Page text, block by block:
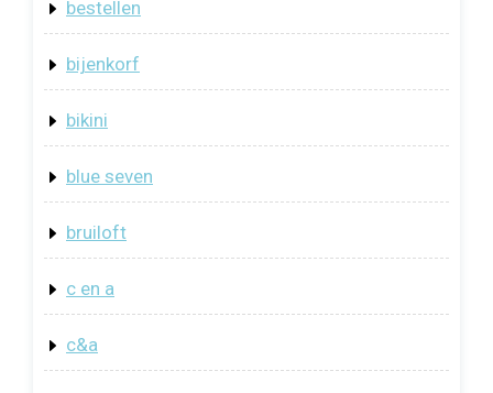
bestellen
bijenkorf
bikini
blue seven
bruiloft
c en a
c&a